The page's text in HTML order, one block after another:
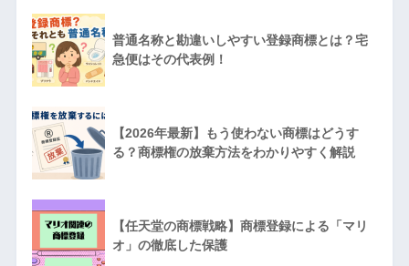
普通名称と勘違いしやすい登録商標とは？宅
急便はその代表例！
【2026年最新】もう使わない商標はどうす
る？商標権の放棄方法をわかりやすく解説
【任天堂の商標戦略】商標登録による「マリ
オ」の徹底した保護